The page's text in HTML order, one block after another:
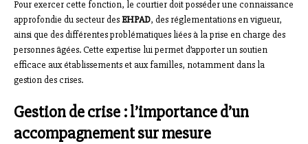
Pour exercer cette fonction, le courtier doit posséder une connaissance
approfondie du secteur desEHPAD, des réglementations en vigueur,
ainsi que des différentes problématiques liées à la prise en charge des
personnes âgées. Cette expertise lui permet d’apporter un soutien
efficace aux établissements et aux familles, notamment dans la
gestion des crises.
Gestion de crise : l’importance d’un
accompagnement sur mesure